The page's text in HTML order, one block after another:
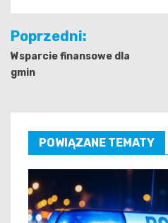
Nawigacja
wpisu
Poprzedni:
Wsparcie finansowe dla
gmin
POWIĄZANE TEMATY